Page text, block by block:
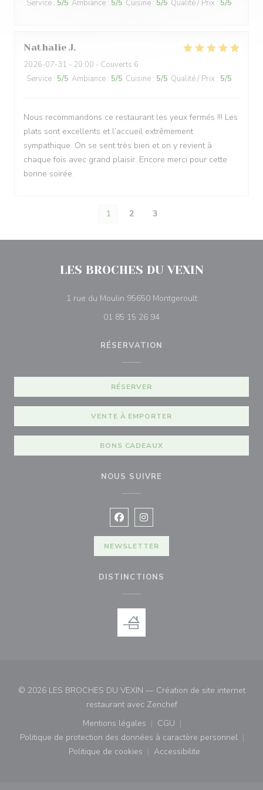
Service : 5/5 Ambiance : 5/5 Cuisine : 5/5 Qualité / Prix : 5/5
Nathalie J
2026-07-31 - 20:00 - Couverts 6
Service : 5/5 Ambiance : 5/5 Cuisine : 5/5 Qualité / Prix : 5/5
Nous recommandons ce restaurant les yeux fermés !!! Les
plats sont excellents et l’accueil extrêmement
sympathique. On se sent très bien et on y revient à
chaque fois avec grand plaisir. Encore merci pour cette
bonne soirée.
1 2 3
LES BROCHES DU VEXIN
1 rue du Moulin 95650 Montgeroult((ouvre une
01 85 15 26 94
RÉSERVATION
RÉSERVER
VENTE À EMPORTER
BONS CADEAUX
NOUS SUIVRE
Facebook ((ouvre une nouvelle
Instagram ((ouvre une
NEWSLETTER
DISTINCTIONS
© 2026 LES BROCHES DU VEXIN — Création de site internet
restaurant avec Zenchef((ouvre une nouvelle
Mentions légales
((ouvre une nouvelle fenêtre))
CGU
((ouvre une nouvelle
Politique de protection des données à caractère personnel
((ouvre une nouvelle fenêtre))
Politique de cookies
((ouvre une nouvelle fenêtre))
Accessibilite
((ouvre une nouvelle